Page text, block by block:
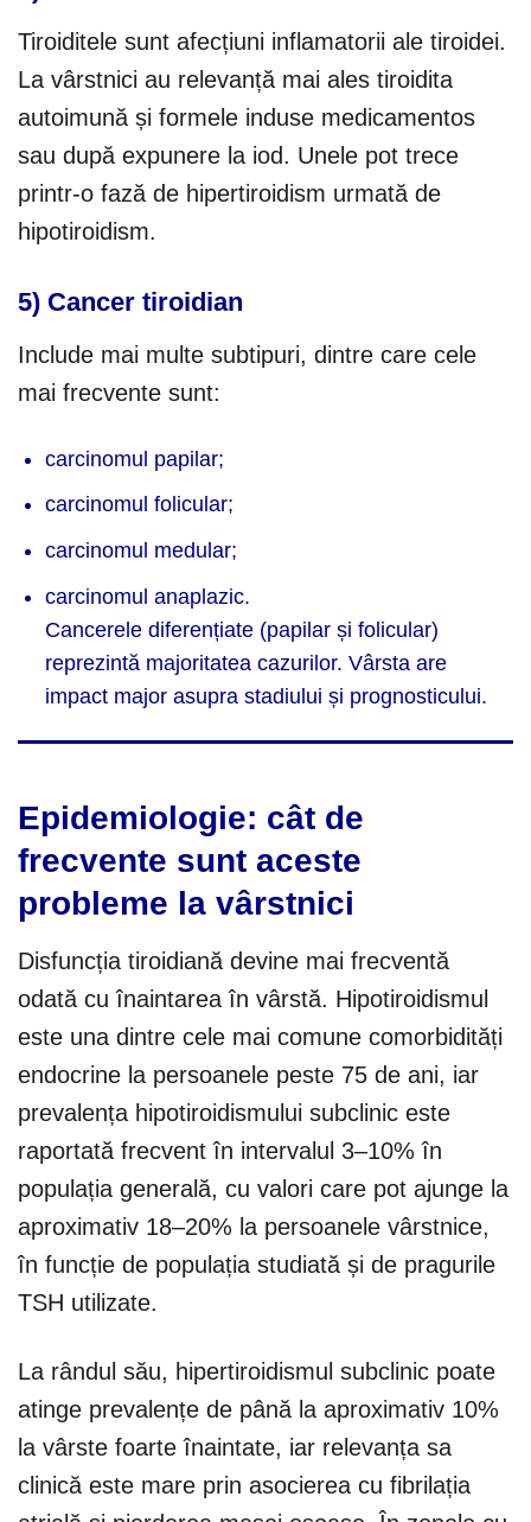
Tiroiditele sunt afecțiuni inflamatorii ale tiroidei.
La vârstnici au relevanță mai ales tiroidita
autoimună și formele induse medicamentos
sau după expunere la iod. Unele pot trece
printr-o fază de hipertiroidism urmată de
hipotiroidism.
5) Cancer tiroidian
Include mai multe subtipuri, dintre care cele
mai frecvente sunt:
carcinomul papilar;
carcinomul folicular;
carcinomul medular;
carcinomul anaplazic.
Cancerele diferențiate (papilar și folicular)
reprezintă majoritatea cazurilor. Vârsta are
impact major asupra stadiului și prognosticului.
Epidemiologie: cât de
frecvente sunt aceste
probleme la vârstnici
Disfuncția tiroidiană devine mai frecventă
odată cu înaintarea în vârstă. Hipotiroidismul
este una dintre cele mai comune comorbidități
endocrine la persoanele peste 75 de ani, iar
prevalența hipotiroidismului subclinic este
raportată frecvent în intervalul 3–10% în
populația generală, cu valori care pot ajunge la
aproximativ 18–20% la persoanele vârstnice,
în funcție de populația studiată și de pragurile
TSH utilizate.
La rândul său, hipertiroidismul subclinic poate
atinge prevalențe de până la aproximativ 10%
la vârste foarte înaintate, iar relevanța sa
clinică este mare prin asocierea cu fibrilația